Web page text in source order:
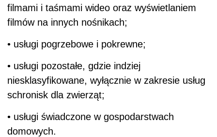
filmami i taśmami wideo oraz wyświetlaniem
filmów na innych nośnikach;
• usługi pogrzebowe i pokrewne;
• usługi pozostałe, gdzie indziej
niesklasyfikowane, wyłącznie w zakresie usług
schronisk dla zwierząt;
• usługi świadczone w gospodarstwach
domowych.